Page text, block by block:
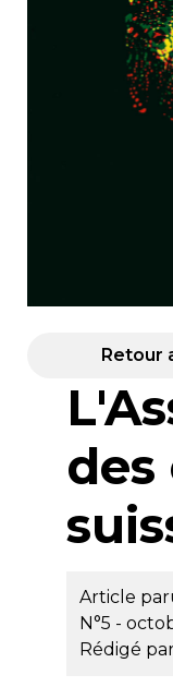
Retour
des
Article
N°5 -
Rédigé